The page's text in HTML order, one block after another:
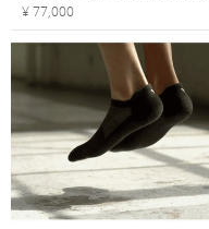
¥ 77,000